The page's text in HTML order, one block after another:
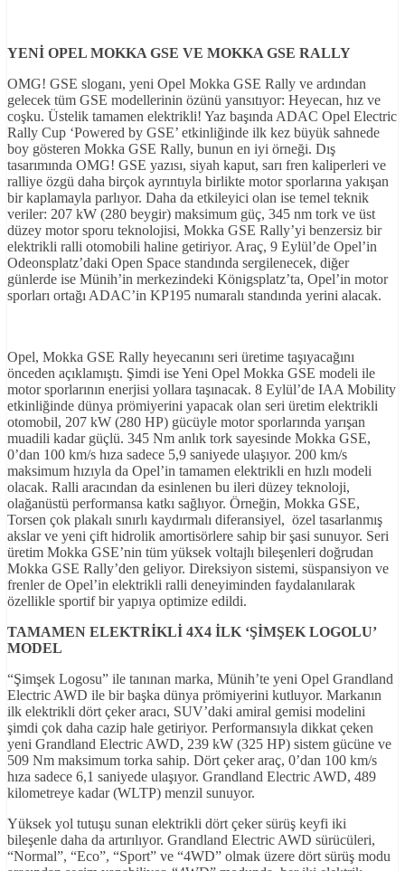
YENİ OPEL MOKKA GSE VE MOKKA GSE RALLY
OMG! GSE sloganı, yeni Opel Mokka GSE Rally ve ardından
gelecek tüm GSE modellerinin özünü yansıtıyor: Heyecan, hız ve
coşku. Üstelik tamamen elektrikli! Yaz başında ADAC Opel Electric
Rally Cup ‘Powered by GSE’ etkinliğinde ilk kez büyük sahnede
boy gösteren Mokka GSE Rally, bunun en iyi örneği. Dış
tasarımında OMG! GSE yazısı, siyah kaput, sarı fren kaliperleri ve
ralliye özgü daha birçok ayrıntıyla birlikte motor sporlarına yakışan
bir kaplamayla parlıyor. Daha da etkileyici olan ise temel teknik
veriler: 207 kW (280 beygir) maksimum güç, 345 nm tork ve üst
düzey motor sporu teknolojisi, Mokka GSE Rally’yi benzersiz bir
elektrikli ralli otomobili haline getiriyor. Araç, 9 Eylül’de Opel’in
Odeonsplatz’daki Open Space standında sergilenecek, diğer
günlerde ise Münih’in merkezindeki Königsplatz’ta, Opel’in motor
sporları ortağı ADAC’in KP195 numaralı standında yerini alacak.
Opel, Mokka GSE Rally heyecanını seri üretime taşıyacağını
önceden açıklamıştı. Şimdi ise Yeni Opel Mokka GSE modeli ile
motor sporlarının enerjisi yollara taşınacak. 8 Eylül’de IAA Mobility
etkinliğinde dünya prömiyerini yapacak olan seri üretim elektrikli
otomobil, 207 kW (280 HP) gücüyle motor sporlarında yarışan
muadili kadar güçlü. 345 Nm anlık tork sayesinde Mokka GSE,
0’dan 100 km/s hıza sadece 5,9 saniyede ulaşıyor. 200 km/s
maksimum hızıyla da Opel’in tamamen elektrikli en hızlı modeli
olacak. Ralli aracından da esinlenen bu ileri düzey teknoloji,
olağanüstü performansa katkı sağlıyor. Örneğin, Mokka GSE,
Torsen çok plakalı sınırlı kaydırmalı diferansiyel, özel tasarlanmış
akslar ve yeni çift hidrolik amortisörlere sahip bir şasi sunuyor. Seri
üretim Mokka GSE’nin tüm yüksek voltajlı bileşenleri doğrudan
Mokka GSE Rally’den geliyor. Direksiyon sistemi, süspansiyon ve
frenler de Opel’in elektrikli ralli deneyiminden faydalanılarak
özellikle sportif bir yapıya optimize edildi.
TAMAMEN ELEKTRİKLİ 4X4 İLK ‘ŞİMŞEK LOGOLU’
MODEL
“Şimşek Logosu” ile tanınan marka, Münih’te yeni Opel Grandland
Electric AWD ile bir başka dünya prömiyerini kutluyor. Markanın
ilk elektrikli dört çeker aracı, SUV’daki amiral gemisi modelini
şimdi çok daha cazip hale getiriyor. Performansıyla dikkat çeken
yeni Grandland Electric AWD, 239 kW (325 HP) sistem gücüne ve
509 Nm maksimum torka sahip. Dört çeker araç, 0’dan 100 km/s
hıza sadece 6,1 saniyede ulaşıyor. Grandland Electric AWD, 489
kilometreye kadar (WLTP) menzil sunuyor.
Yüksek yol tutuşu sunan elektrikli dört çeker sürüş keyfi iki
bileşenle daha da artırılıyor. Grandland Electric AWD sürücüleri,
“Normal”, “Eco”, “Sport” ve “4WD” olmak üzere dört sürüş modu